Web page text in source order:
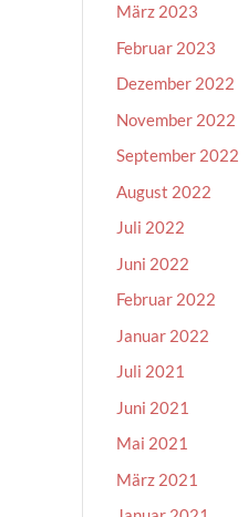
März 2023
Februar 2023
Dezember 2022
November 2022
September 2022
August 2022
Juli 2022
Juni 2022
Februar 2022
Januar 2022
Juli 2021
Juni 2021
Mai 2021
März 2021